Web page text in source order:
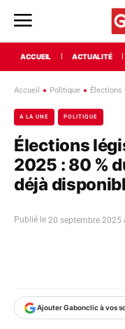
ACCUEIL ACTUALITÉ
Accueil Politique Élections
A LA UNE POLITIQUE
Élections
2025 : 80 %
déjà
Publié le 20 septembre 2025
Ajouter Gabonclic à vos